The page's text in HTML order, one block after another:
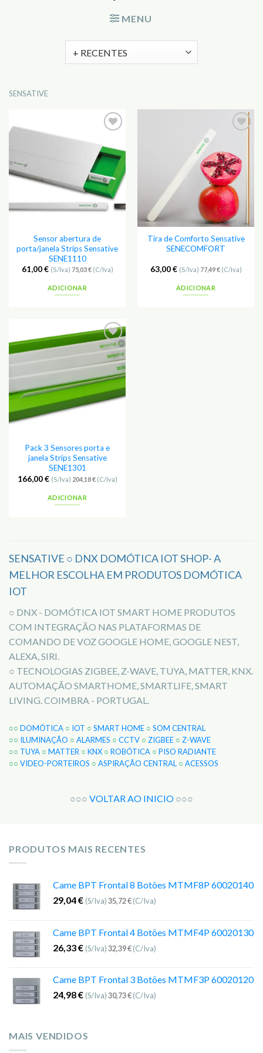
MENU
SENSATIVE
aos
Favoritos
Sensor abertura de
porta/janela Strips Sensative
SENE1110
61,00€ (S/Iva) 75,03€(C/Iva)
ADICIONAR
Favoritos
Tira de Comforto Sensative
SENECOMFORT
63,00€ (S/Iva) 77,49€(C/Iva)
ADICIONAR
Adicionar
aos
Favoritos
Pack 3 Sensores porta e
janela Strips Sensative
SENE1301
166,00€ (S/Iva) 204,18€(C/Iva)
ADICIONAR
SENSATIVE ○ DNX DOMÓTICA IOT SHOP- A
MELHOR ESCOLHA EM PRODUTOS DOMÓTICA
IOT
○ DNX - DOMÓTICA IOT SMART HOME PRODUTOS
COM INTEGRAÇÃO NAS PLATAFORMAS DE
COMANDO DE VOZ GOOGLE HOME, GOOGLE NEST,
ALEXA, SIRI.
○ TECNOLOGIAS ZIGBEE, Z-WAVE, TUYA, MATTER, KNX.
AUTOMAÇÃO SMARTHOME, SMARTLIFE, SMART
LIVING. COIMBRA - PORTUGAL.
○○ DOMÓTICA ○ IOT ○ SMART HOME ○ SOM CENTRAL
○○ ILUMINAÇÃO ○ ALARMES ○ CCTV ○ ZIGBEE ○ Z-WAVE
○○ TUYA ○ MATTER ○ KNX ○ ROBÓTICA ○ PISO RADIANTE
○○ VIDEO-PORTEIROS ○ ASPIRAÇÃO CENTRAL ○ ACESSOS
○○○ VOLTAR AO INICIO ○○○
PRODUTOS MAIS RECENTES
Came BPT Frontal 8 Botões MTMF8P 60020140
29,04€ (S/Iva)35,72€(C/Iva)
Came BPT Frontal 4 Botões MTMF4P 60020130
26,33€ (S/Iva)32,39€(C/Iva)
Came BPT Frontal 3 Botões MTMF3P 60020120
24,98€ (S/Iva)30,73€(C/Iva)
MAIS VENDIDOS